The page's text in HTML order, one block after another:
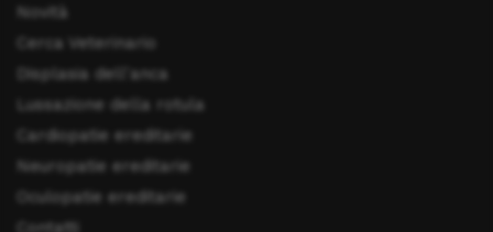
Novità
Cerca Veterinario
Displasia dell'anca
Lussazione della rotula
Cardiopatie ereditarie
Neuropatie ereditarie
Oculopatie ereditarie
Contatti